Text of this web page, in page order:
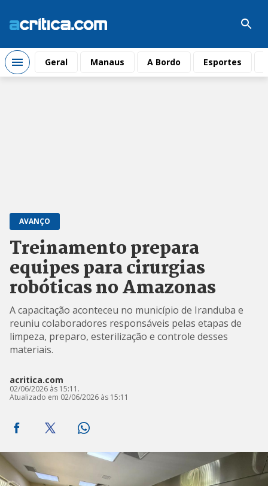
Geral Manaus A Bordo Esportes
AVANÇO
Treinamento prepara
equipes para cirurgias
robóticas no Amazonas
A capacitação aconteceu no município de Iranduba e
reuniu colaboradores responsáveis pelas etapas de
limpeza, preparo, esterilização e controle desses
materiais.
acritica.com
02/06/2026 às 15:11.
Atualizado em 02/06/2026 às 15:11